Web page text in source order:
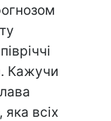
Кажучи
всіх